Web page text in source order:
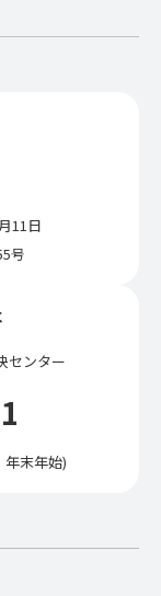
11日
号
センター
末年始)